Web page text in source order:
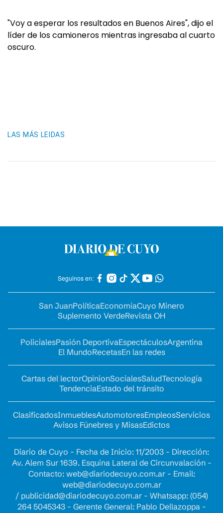
"Voy a esperar los resultados en Buenos Aires", dijo el
líder de los camioneros mientras ingresaba al cuarto
oscuro.
LAS MÁS LEIDAS
Seguinos en:
San JuanPolíticaEconomíaCuyo Minero
Suplemento VerdeRevista OH
PolicialesPasión DeportivaEspectáculosArgentina
El MundoRecetasEn las redes
Cartas del lectorOpinionSocialesSaludTecnología
TendenciaEstado del tránsito
ClasificadosInmueblesAutomotoresEmpleosServicios
Avisos Fúnebres y MisasEdictos
Diario de Cuyo - Fecha de Inicio: 11/2003 - Dirección:
Av. Alem Sur 1639. Esquina Lateral de Circunvalación -
Contacto: web@diariodecuyo.com.ar- Email:
web@diariodecuyo.com.ar
/ publicidad@diariodecuyo.com.ar- Whatsapp: (054)
264 5045343 - Gerente General: Pablo Dellazoppa -